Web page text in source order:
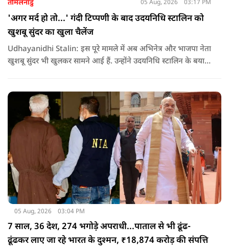
तमिलनाडु 05 Aug, 2026 03:17 PM
'अगर मर्द हो तो...' गंदी टिप्पणी के बाद उदयनिधि स्टालिन को
खुशबू सुंदर का खुला चैलेंज
Udhayanidhi Stalin: इस पूरे मामले में अब अभिनेत्र और भाजपा नेता
खुशबू सुंदर भी खुलकर सामने आई हैं. उन्होंने उदयनिधि स्टालिन के बयान
नहीं है.
05 Aug, 2026 03:04 PM
7 साल, 36 देश, 274 भगोड़े अपराधी...पाताल से भी ढूंढ-
ढूंढकर लाए जा रहे भारत के दुश्मन, ₹18,874 करोड़ की संपत्ति